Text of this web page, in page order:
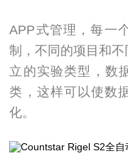
APP式管理，每一
制，不同的项目和
立的实验类型，数
类，这样可以使数
化。